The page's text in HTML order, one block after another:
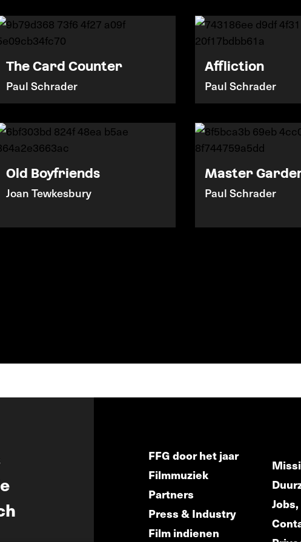
The Card Counter
Paul Schrader
Affliction
Paul Schrader
Old Boyfriends
Joan Tewkesbury
Master
Paul Schrader
FFG door het jaar
Filmmuziek
Partners
Press & Industry
Film indienen